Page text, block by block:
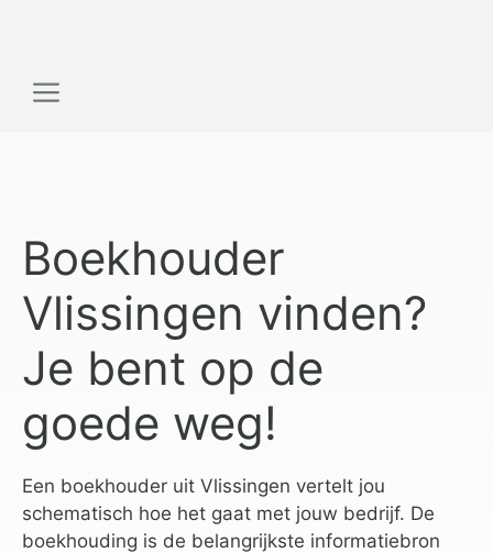
inhoudMenu
Boekhouder
Vlissingen vinden?
Je bent op de
goede weg!
Een boekhouder uit Vlissingen vertelt jou
schematisch hoe het gaat met jouw bedrijf. De
boekhouding is de belangrijkste informatiebron